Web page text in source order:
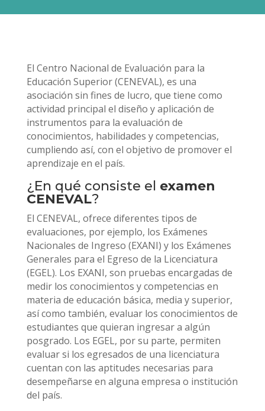
El Centro Nacional de Evaluación para la
Educación Superior (CENEVAL), es una
asociación sin fines de lucro, que tiene como
actividad principal el diseño y aplicación de
instrumentos para la evaluación de
conocimientos, habilidades y competencias,
cumpliendo así, con el objetivo de promover el
aprendizaje en el país.
¿En qué consiste el examen
CENEVAL?
El CENEVAL, ofrece diferentes tipos de
evaluaciones, por ejemplo, los Exámenes
Nacionales de Ingreso (EXANI) y los Exámenes
Generales para el Egreso de la Licenciatura
(EGEL). Los EXANI, son pruebas encargadas de
medir los conocimientos y competencias en
materia de educación básica, media y superior,
así como también, evaluar los conocimientos de
estudiantes que quieran ingresar a algún
posgrado. Los EGEL, por su parte, permiten
evaluar si los egresados de una licenciatura
cuentan con las aptitudes necesarias para
desempeñarse en alguna empresa o institución
del país.